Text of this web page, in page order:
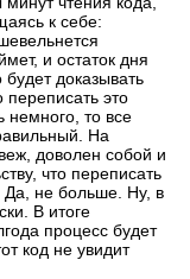
к себе:
и остаток дня
будет доказывать
переписать это
немного, то все
На
доволен собой и
что переписать
Да, не больше. Ну, в
В итоге
процесс будет
код не увидит